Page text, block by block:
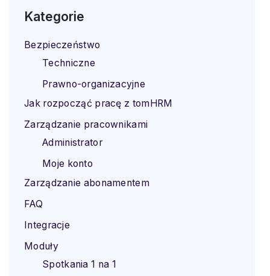
Kategorie
Bezpieczeństwo
Techniczne
Prawno-organizacyjne
Jak rozpocząć pracę z tomHRM
Zarządzanie pracownikami
Administrator
Moje konto
Zarządzanie abonamentem
FAQ
Integracje
Moduły
Spotkania 1 na 1